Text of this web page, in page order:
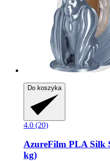
Do koszyka
4.0 (20)
AzureFilm PLA Silk
kg)